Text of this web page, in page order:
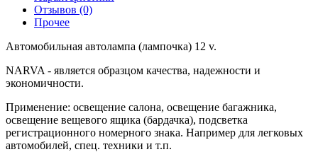
Отзывов (0)
Прочее
Автомобильная автолампа (лампочка) 12 v.
NARVA - является образцом качества, надежности и
экономичности.
Применение: освещение салона, освещение багажника,
освещение вещевого ящика (бардачка), подсветка
регистрационного номерного знака. Например для легковых
автомобилей, спец. техники и т.п.